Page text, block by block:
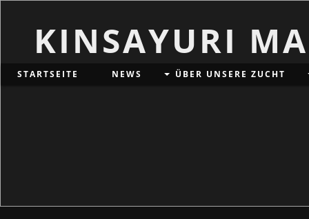
KINSAYURI
STARTSEITE NEWS ÜBER UNSERE ZUCHT